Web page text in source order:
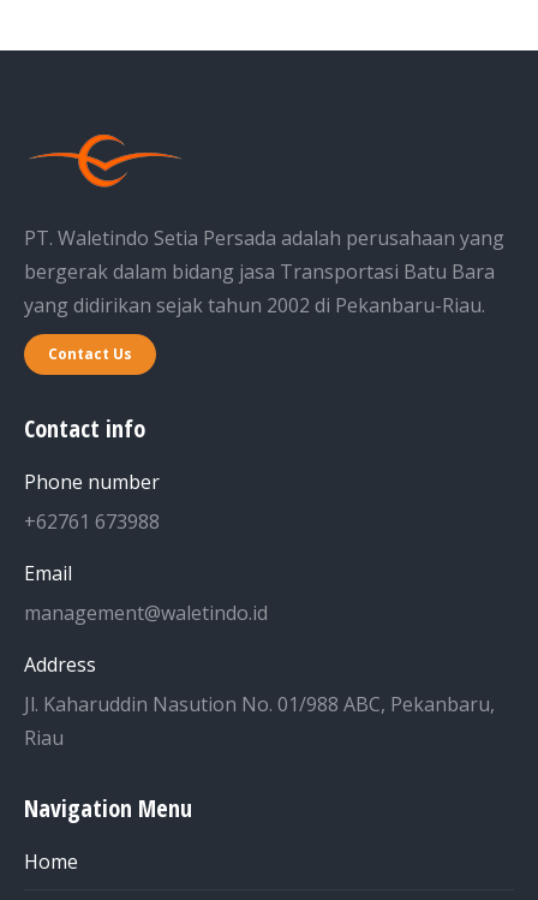
PT. Waletindo Setia Persada adalah perusahaan yang
bergerak dalam bidang jasa Transportasi Batu Bara
yang didirikan sejak tahun 2002 di Pekanbaru-Riau.
Contact Us
Contact info
Phone number
+62761 673988
Email
management@waletindo.id
Address
Jl. Kaharuddin Nasution No. 01/988 ABC, Pekanbaru,
Riau
Navigation Menu
Home